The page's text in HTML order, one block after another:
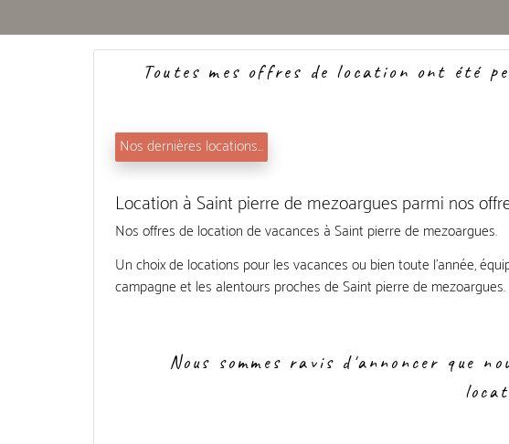
Toutes mes offres de location ont été
Nos dernières locations...
Location à Saint pierre de mezoargues parmi nos
Nos offres de location de vacances à Saint pierre de mezoargues.
Un choix de locations pour les vacances ou bien toute l'année,
campagne et les alentours proches de Saint pierre de mezoargues.
Nous sommes ravis d'annoncer que